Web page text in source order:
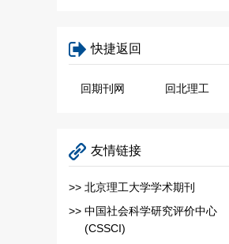
快捷返回
回期刊网 回北理工
友情链接
>> 北京理工大学学术期刊
>> 中国社会科学研究评价中心
(CSSCI)